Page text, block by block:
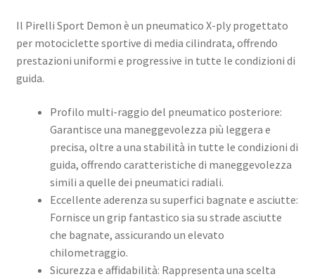
Il Pirelli Sport Demon è un pneumatico X-ply progettato
per motociclette sportive di media cilindrata, offrendo
prestazioni uniformi e progressive in tutte le condizioni di
guida.
Profilo multi-raggio del pneumatico posteriore:
Garantisce una maneggevolezza più leggera e
precisa, oltre a una stabilità in tutte le condizioni di
guida, offrendo caratteristiche di maneggevolezza
simili a quelle dei pneumatici radiali.
Eccellente aderenza su superfici bagnate e asciutte:
Fornisce un grip fantastico sia su strade asciutte
che bagnate, assicurando un elevato
chilometraggio.
Sicurezza e affidabilità: Rappresenta una scelta